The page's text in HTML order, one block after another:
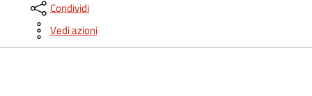
Condividi
Vedi azioni